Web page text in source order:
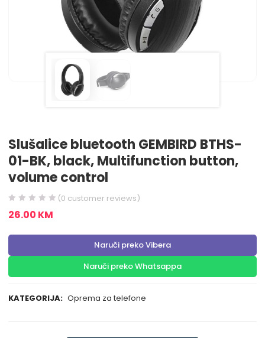
Slušalice bluetooth GEMBIRD BTHS-
01-BK, black, Multifunction button,
volume control
(0 customer reviews)
26.00 KM
Naruči preko Vibera
Naruči preko Whatsappa
KATEGORIJA: Oprema za telefone